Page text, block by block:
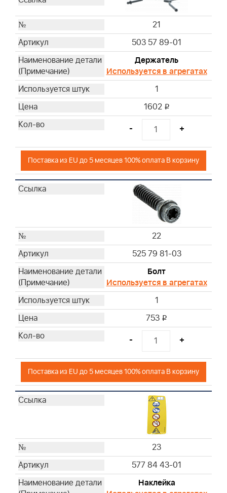
21
503 57 89-01
Держатель
Используется в агрегатах
1
1602 i
- +
Поставка из EU до 5 месяцев 100% оплата В корзину
22
525 79 81-03
Болт
Используется в агрегатах
1
753 i
- +
Поставка из EU до 5 месяцев 100% оплата В корзину
23
577 84 43-01
Наклейка